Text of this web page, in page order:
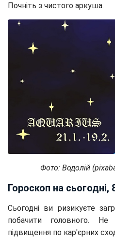
Почніть з чистого аркуша.
Фото: Водолій
Гороскоп на сьогодні,
Сьогодні ви ризикуєте
побачити головного.
підвищення по кар'єрних